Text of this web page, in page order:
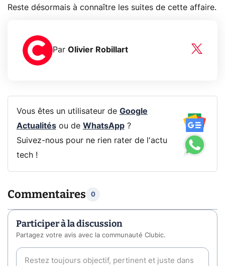
Reste désormais à connaître les suites de cette affaire.
Par Olivier Robillart
Vous êtes un utilisateur de Google
Actualitésou de WhatsApp?
Suivez-nous pour ne rien rater de l'actu
tech !
Commentaires 0
Participer à la discussion
Partagez votre avis avec la communauté Clubic.